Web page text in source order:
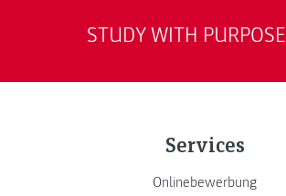
STUDY WITH PURPOSE
Services
Onlinebewerbung